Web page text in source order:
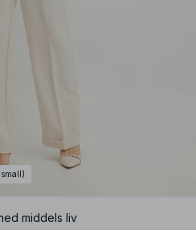
middels liv